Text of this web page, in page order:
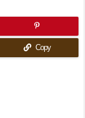
Copy